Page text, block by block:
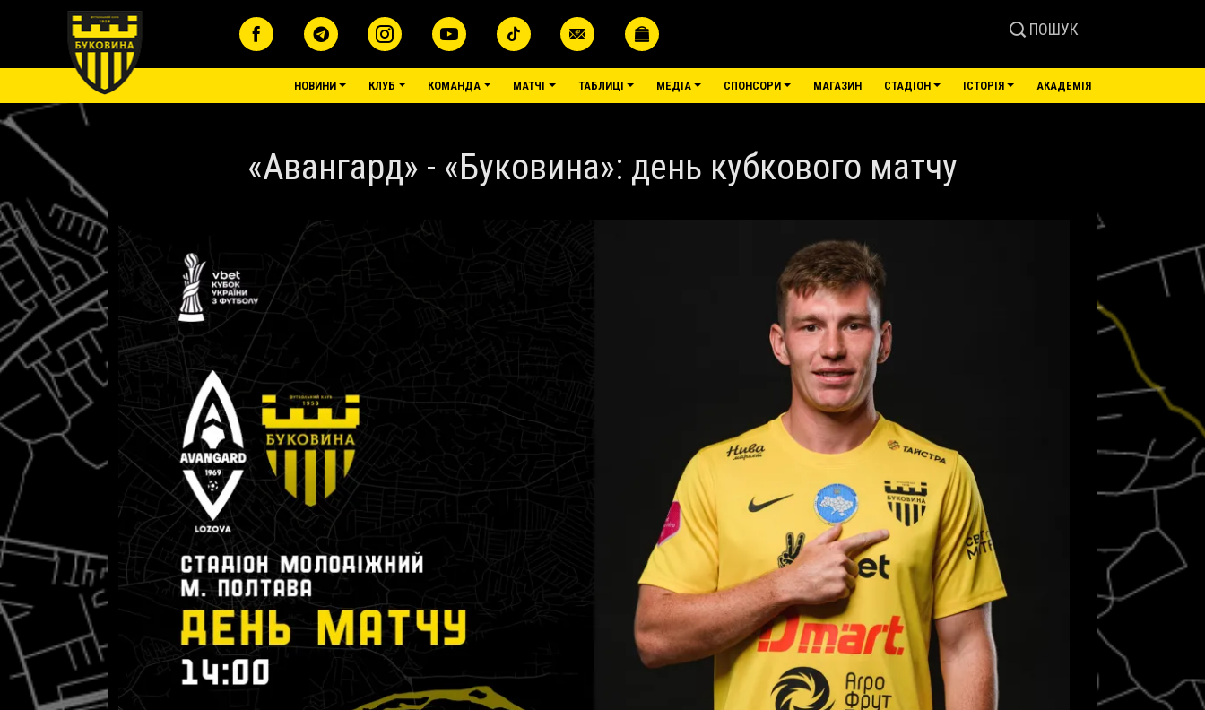
Перейти до основного вмісту
ПОШУК
основне меню
НОВИНИ КЛУБ КОМАНДА МАТЧІ ТАБЛИЦІ МЕДІА СПОНСОРИ МАГАЗИН СТАДІОН ІСТОРІЯ АКАДЕМІЯ
«Авангард» - «Буковина»: день кубкового матчу